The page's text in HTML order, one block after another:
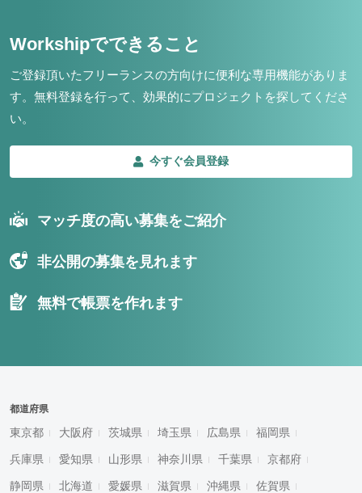
Workshipでできること
ご登録頂いたフリーランスの方向けに便利な専用機能がありま
す。 無料登録を行って、効果的にプロジェクトを探してくださ
い。
今すぐ会員登録
マッチ度の高い募集をご紹介
非公開の募集を見れます
無料で帳票を作れます
都道府県
東京都 大阪府 茨城県 埼玉県 広島県 福岡県
兵庫県 愛知県 山形県 神奈川県 千葉県 京都府
静岡県 北海道 愛媛県 滋賀県 沖縄県 佐賀県